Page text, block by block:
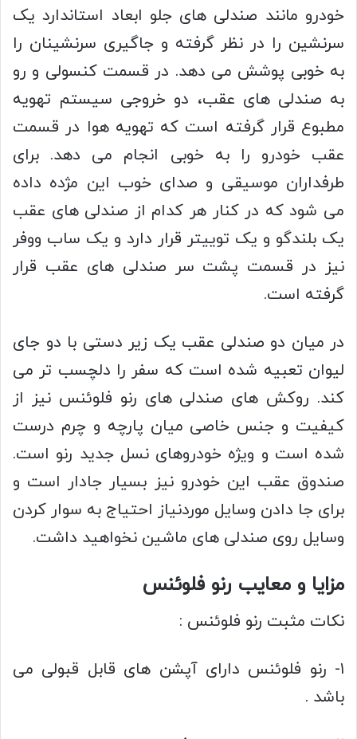
خودرو مانند صندلی های جلو ابعاد استاندارد یک
سرنشین را در نظر گرفته و جاگیری سرنشینان را
به خوبی پوشش می دهد. در قسمت کنسولی و رو
به صندلی های عقب، دو خروجی سیستم تهویه
مطبوع قرار گرفته است که تهویه هوا در قسمت
عقب خودرو را به خوبی انجام می دهد. برای
طرفداران موسیقی و صدای خوب این مژده داده
می شود که در کنار هر کدام از صندلی های عقب
یک بلندگو و یک توییتر قرار دارد و یک ساب ووفر
نیز در قسمت پشت سر صندلی های عقب قرار
گرفته است.
در میان دو صندلی عقب یک زیر دستی با دو جای
لیوان تعبیه شده است که سفر را دلچسب تر می
کند. روکش های صندلی های رنو فلوئنس نیز از
کیفیت و جنس خاصی میان پارچه و چرم درست
شده است و ویژه خودروهای نسل جدید رنو است.
صندوق عقب این خودرو نیز بسیار جادار است و
برای جا دادن وسایل موردنیاز احتیاج به سوار کردن
وسایل روی صندلی های ماشین نخواهید داشت.
مزایا و معایب رنو فلوئنس
نکات مثبت رنو فلوئنس :
۱- رنو فلوئنس دارای آپشن های قابل قبولی می
باشد .